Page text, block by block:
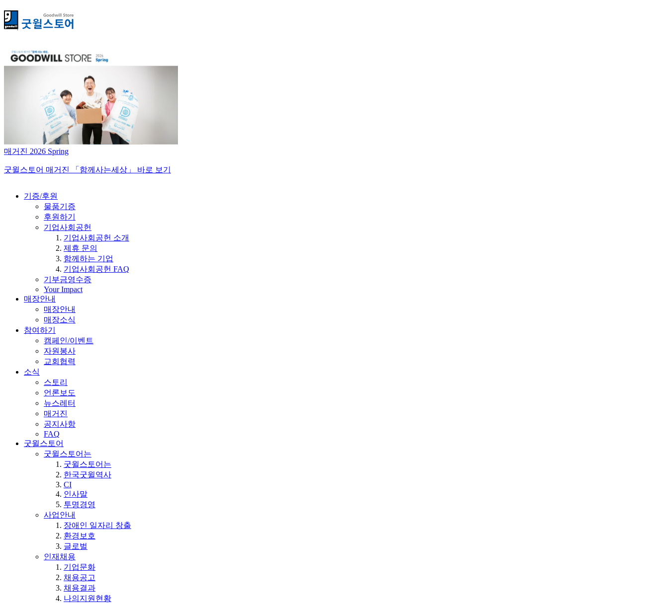
매거진 2026 Spring
굿윌스토어 매거진 「함께사는세상」 바로 보기
기증/후원
물품기증
후원하기
기업사회공헌
기업사회공헌 소개
제휴 문의
함께하는 기업
기업사회공헌 FAQ
기부금영수증
Your Impact
매장안내
매장안내
매장소식
참여하기
캠페인/이벤트
자원봉사
교회협력
소식
스토리
언론보도
뉴스레터
매거진
공지사항
FAQ
굿윌스토어
굿윌스토어는
굿윌스토어는
한국굿윌역사
CI
인사말
투명경영
사업안내
장애인 일자리 창출
환경보호
글로벌
인재채용
기업문화
채용공고
채용결과
나의지원현황